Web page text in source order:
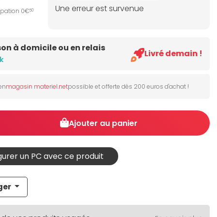
0€50
Une erreur est survenue
à domicile ou en relais
Livré demain !
magasin materiel.netpossible et offerte dès 200 euros d'achat !
Ajouter au panier
un PC avec ce produit